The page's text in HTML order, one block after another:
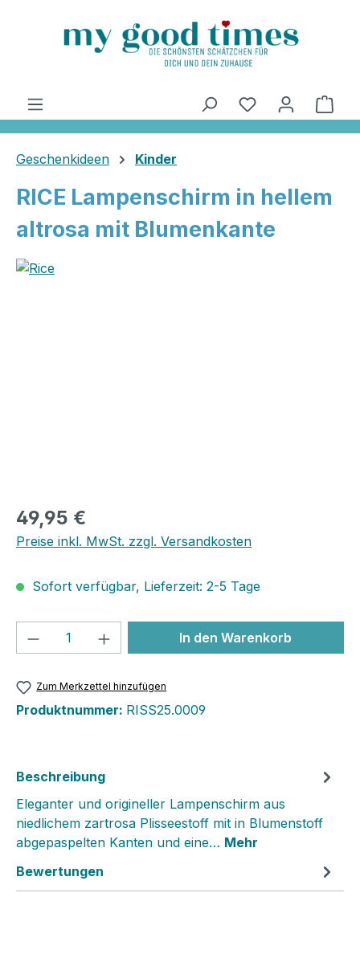
Geschenkideen Kinder
RICE Lampenschirm in hellem
altrosa mit Blumenkante
49,95 €
Preise inkl. MwSt. zzgl. Versandkosten
Sofort verfügbar, Lieferzeit: 2-5 Tage
Produkt Anzahl: Gib denIn den Warenkorb
Zum Merkzettel hinzufügen
Produktnummer: RISS25.0009
Beschreibung
Eleganter und origineller Lampenschirm aus
niedlichem zartrosa Plisseestoff mit in Blumenstoff
abgepaspelten Kanten und eine… Mehr
Bewertungen